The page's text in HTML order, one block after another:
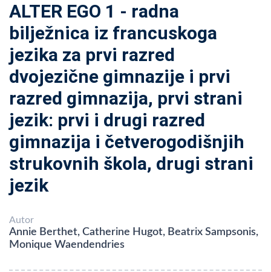
ALTER EGO 1 - radna
bilježnica iz francuskoga
jezika za prvi razred
dvojezične gimnazije i prvi
razred gimnazija, prvi strani
jezik: prvi i drugi razred
gimnazija i četverogodišnjih
strukovnih škola, drugi strani
jezik
Autor
Annie Berthet, Catherine Hugot, Beatrix Sampsonis,
Monique Waendendries